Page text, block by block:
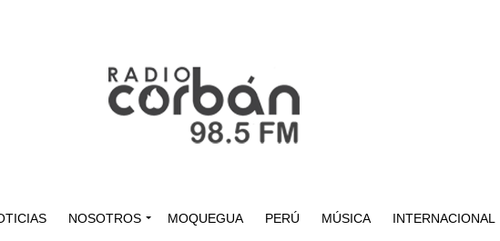
NOSOTROS MOQUEGUA PERÚ MÚSICA INTERNACIONAL